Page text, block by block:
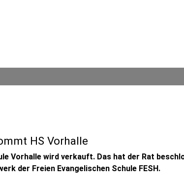
HS Vorhalle
Vorhalle wird verkauft. Das hat der Rat
der Freien Evangelischen Schule FESH.